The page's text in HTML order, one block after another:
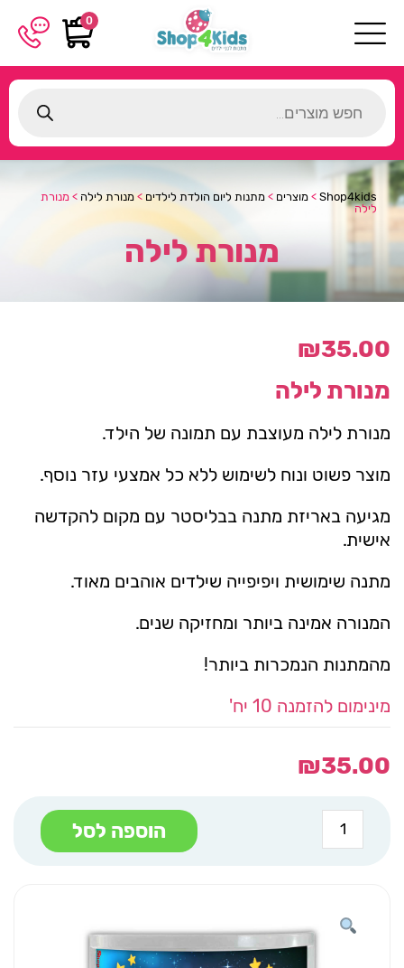
0
search
Shop4kids
> מוצרים > מתנות ליום הולדת לילדים > מנורת לילה > מנורת
לילה
מנורת לילה
₪35.00
מנורת לילה
מנורת לילה מעוצבת עם תמונה של הילד.
מוצר פשוט ונוח לשימוש ללא כל אמצעי עזר נוסף.
מגיעה באריזת מתנה בבליסטר עם מקום להקדשה
אישית.
מתנה שימושית ויפיפייה שילדים אוהבים מאוד.
המנורה אמינה ביותר ומחזיקה שנים.
מהמתנות הנמכרות ביותר!
מינימום להזמנה 10 יח'
₪35.00
כמות
של
מנורת
הוספה לסל